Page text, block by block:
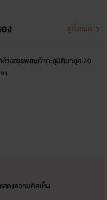
ง ดูทั้งหมด
างสรรพสินค้าทะลุมิติมายุค 70
ง
สดงความคิดเห็น